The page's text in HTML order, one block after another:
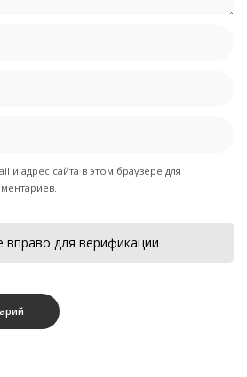
и адрес сайта в этом браузере для
вправо для верификации